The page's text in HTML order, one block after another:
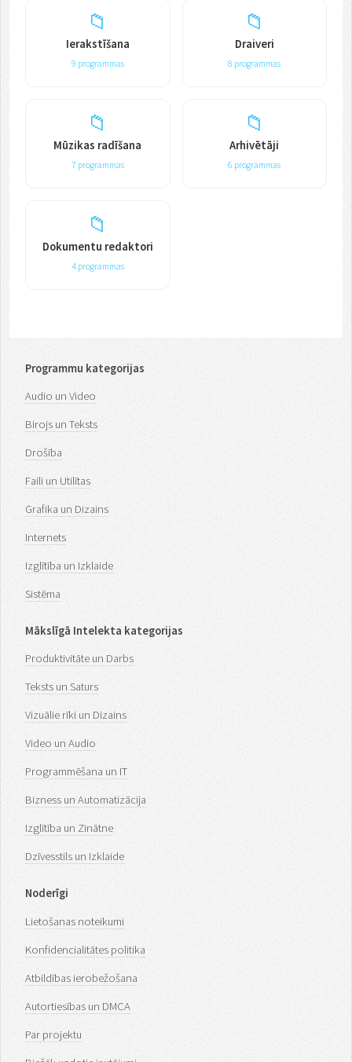
📁
Ierakstīšana
9 programmas
📁
Draiveri
8 programmas
📁
Mūzikas radīšana
7 programmas
📁
Arhivētāji
6 programmas
📁
Dokumentu redaktori
4 programmas
Programmu kategorijas
Audio un Video
Birojs un Teksts
Drošība
Faili un Utilītas
Grafika un Dizains
Internets
Izglītība un Izklaide
Sistēma
Mākslīgā Intelekta kategorijas
Produktivitāte un Darbs
Teksts un Saturs
Vizuālie rīki un Dizains
Video un Audio
Programmēšana un IT
Bizness un Automatizācija
Izglītība un Zinātne
Dzīvesstils un Izklaide
Noderīgi
Lietošanas noteikumi
Konfidencialitātes politika
Atbildības ierobežošana
Autortiesības un DMCA
Par projektu